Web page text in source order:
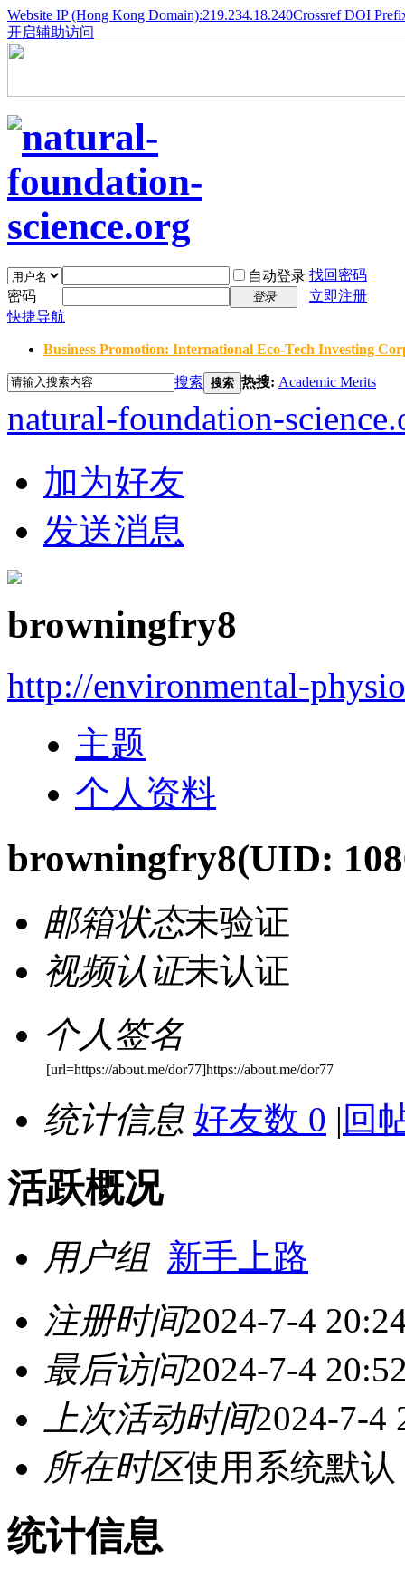
Website IP (Hong Kong Domain):219.234.18.240Crossref DOI
开启辅助访问
自动登录 找回密码
密码
登录
立即注册
快捷导航
Business Promotion: International Eco-Tech Investing
搜索 搜索 热搜: Academic Merits
natural-foundation-
加为好友
发送消息
browningfry8
http://environmental-
主题
个人资料
browningfry8(UID:
邮箱状态未验证
视频认证未认证
个人签名
[url=https://about.me/dor77]https://about.me/dor77
统计信息 好友数 0 | 回
活跃概况
用户组 新手上路
注册时间2024-7-4
最后访问2024-7-4
上次活动时间2024-7-4
所在时区使用系统默认
统计信息